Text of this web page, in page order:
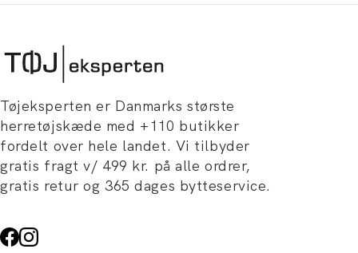
Tøjeksperten er Danmarks største
herretøjskæde med +110 butikker
fordelt over hele landet. Vi tilbyder
gratis fragt v/ 499 kr. på alle ordrer,
gratis retur og 365 dages bytteservice.